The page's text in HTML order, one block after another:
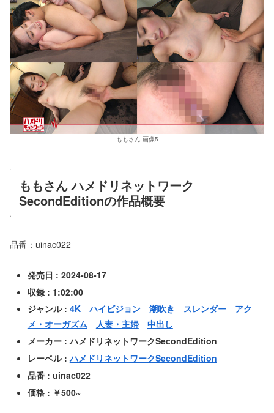
ももさん 画像5
ももさん ハメドリネットワーク
SecondEditionの作品概要
品番：uinac022
発売日 : 2024-08-17
収録 : 1:02:00
ジャンル : 4K ハイビジョン 潮吹き スレンダー
アク
メ・オーガズム
人妻・主婦
中出し
メーカー : ハメドリネットワークSecondEdition
レーベル :ハメドリネットワークSecondEdition
品番 : uinac022
価格 : ￥500~